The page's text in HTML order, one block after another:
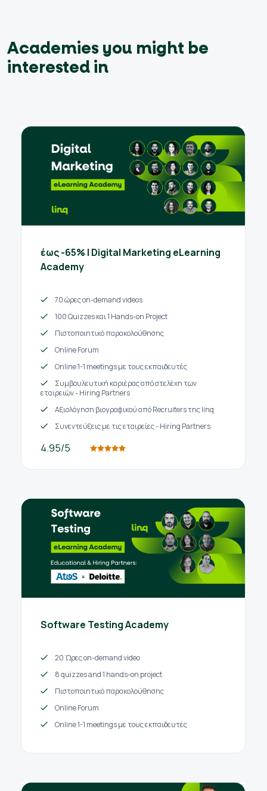
Academies you might be
interested in
έως -65% | Digital Marketing eLearning
Academy
70 ώρες on-demand videos
100 Quizzes και 1 Hands-on Project
Πιστοποιητικό παρακολούθησης
Online Forum
Online 1-1 meetings με τους εκπαιδευτές
Συμβουλευτική καριέρας από στελέχη των
εταιρειών - Hiring Partners
Αξιολόγηση βιογραφικού από Recruiters της linq
Συνεντεύξεις με τις εταιρείες - Hiring Partners
4.95/5
Software Testing Academy
20 Ώρες on-demand video
8 quizzes and 1 hands-on project
Πιστοποιητικό παρακολούθησης
Online Forum
Online 1-1 meetings με τους εκπαιδευτές